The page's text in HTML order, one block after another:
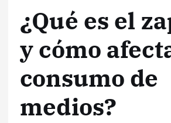
¿Qué es el
y cómo
consumo de
medios?